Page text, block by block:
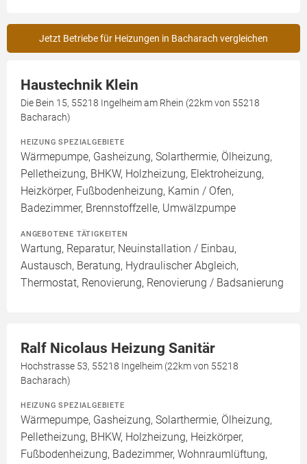
Jetzt Betriebe für Heizungen in Bacharach vergleichen
Haustechnik Klein
Die Bein 15, 55218 Ingelheim am Rhein (22km von 55218
Bacharach)
HEIZUNG SPEZIALGEBIETE
Wärmepumpe, Gasheizung, Solarthermie, Ölheizung,
Pelletheizung, BHKW, Holzheizung, Elektroheizung,
Heizkörper, Fußbodenheizung, Kamin / Ofen,
Badezimmer, Brennstoffzelle, Umwälzpumpe
ANGEBOTENE TÄTIGKEITEN
Wartung, Reparatur, Neuinstallation / Einbau,
Austausch, Beratung, Hydraulischer Abgleich,
Thermostat, Renovierung, Renovierung / Badsanierung
Ralf Nicolaus Heizung Sanitär
Hochstrasse 53, 55218 Ingelheim (22km von 55218
Bacharach)
HEIZUNG SPEZIALGEBIETE
Wärmepumpe, Gasheizung, Solarthermie, Ölheizung,
Pelletheizung, BHKW, Holzheizung, Heizkörper,
Fußbodenheizung, Badezimmer, Wohnraumlüftung,